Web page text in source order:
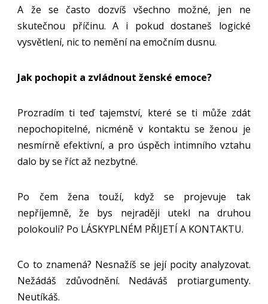
A že se často dozvíš všechno možné, jen ne
skutečnou příčinu. A i pokud dostaneš logické
vysvětlení, nic to nemění na emočním dusnu.
Jak pochopit a zvládnout ženské emoce?
Prozradím ti teď tajemství, které se ti může zdát
nepochopitelné, nicméně v kontaktu se ženou je
nesmírně efektivní, a pro úspěch intimního vztahu
dalo by se říct až nezbytné.
Po čem žena touží, když se projevuje tak
nepříjemně, že bys nejraději utekl na druhou
polokouli? Po LÁSKYPLNÉM PŘIJETÍ A KONTAKTU.
Co to znamená? Nesnažíš se její pocity analyzovat.
Nežádáš zdůvodnění. Nedáváš protiargumenty.
Neutíkáš.